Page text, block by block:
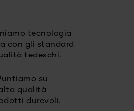
tecnologia
con gli standard
tedeschi.
su
qualità
durevoli.